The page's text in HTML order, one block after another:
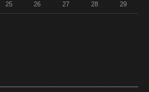
25 26 27 28 29